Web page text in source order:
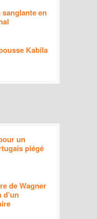
en
Kabila
un
piégé
de Wagner